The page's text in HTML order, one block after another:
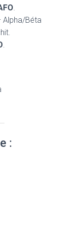
.
Alpha/Béta
.
: